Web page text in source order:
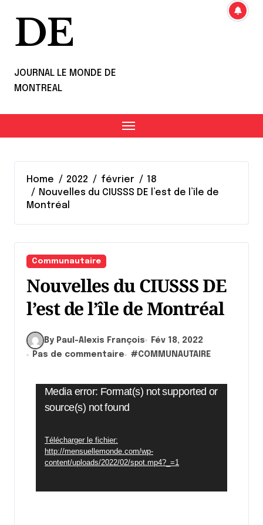
DE
JOURNAL LE MONDE DE
MONTREAL
Home 2022 février
18
Nouvelles du CIUSSS DE l’est de l’île de
Montréal
Communautaire
Nouvelles du CIUSSS DE
l’est de l’île de Montréal
By Paul-Alexis François
Fév 18, 2022
Pas de commentaire
#COMMUNAUTAIRE
Lecteur
vidéo
Media error: Format(s) not supported or
source(s) not found
Télécharger le fichier:
http://mensuellemonde.com/wp-
content/uploads/2022/02/spot.mp4?_=1